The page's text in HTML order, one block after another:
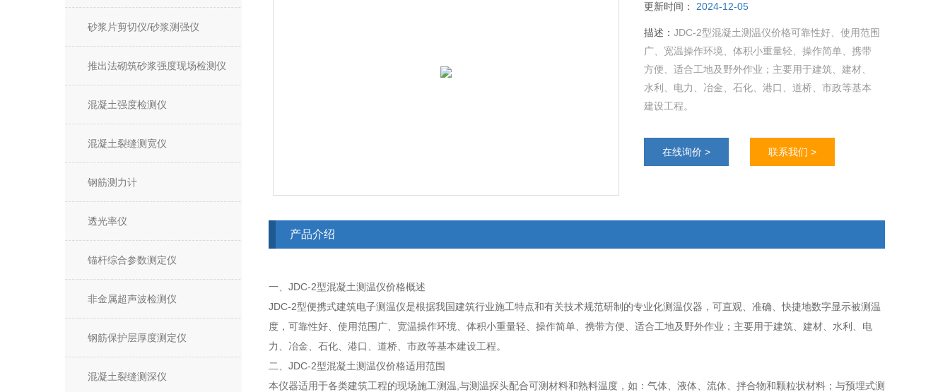
砂浆片剪切仪/砂浆测强仪
推出法砌筑砂浆强度现场检测仪
混凝土强度检测仪
混凝土裂缝测宽仪
钢筋测力计
透光率仪
锚杆综合参数测定仪
非金属超声波检测仪
钢筋保护层厚度测定仪
混凝土裂缝测深仪
更新时间： 2024-12-05
描述： JDC-2型混凝土测温仪价格可靠性好、使用范围
广、宽温操作环境、体积小重量轻、操作简单、携带
方便、适合工地及野外作业；主要用于建筑、建材、
水利、电力、冶金、石化、港口、道桥、市政等基本
建设工程。
在线询价 > 联系我们 >
产品介绍
一、JDC-2型混凝土测温仪价格概述
JDC-2型便携式建筑电子测温仪是根据我国建筑行业施工特点和有关技术规范研制的专业化测温仪器，可直观、准确、快捷地数字显示被测温
度，可靠性好、使用范围广、宽温操作环境、体积小重量轻、操作简单、携带方便、适合工地及野外作业；主要用于建筑、建材、水利、电
力、冶金、石化、港口、道桥、市政等基本建设工程。
二、JDC-2型混凝土测温仪价格适用范围
本仪器适用于各类建筑工程的现场施工测温,与测温探头配合可测材料和熟料温度，如：气体、液体、流体、拌合物和颗粒状材料；与预埋式测